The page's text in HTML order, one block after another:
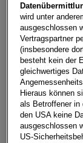
Laufzeit
60
wird unter
ausgeschlossen
Vertragspartner
(insbesondere
besteht kein der
gleichwertiges
Hieraus können
als Betroffener in
den USA keine
ausgeschlossen
US-